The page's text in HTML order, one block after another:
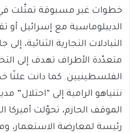
خطوات غير مسبوقة تمثّلت
الديبلوماسية مع إسرائيل أو
التبادلات التجارية الثنائية،
متعدّدة الأطراف تهدف إلى
الفلسطينيين. كما دانت
نتنياهو الرامية إلى “احتلال”
الموقف الحازم، تحوّلت أميركا
رئيسة لمعارضة الاستعمار،